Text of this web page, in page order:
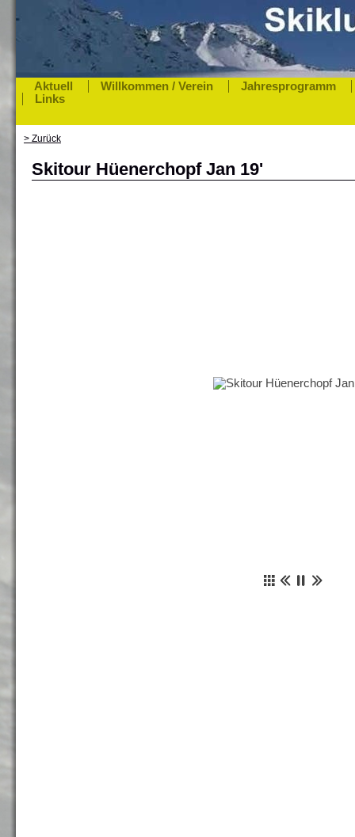
Aktuell Willkommen / Verein
Jahresprogramm
Links
> Zurück
Skitour Hüenerchopf Jan 19'